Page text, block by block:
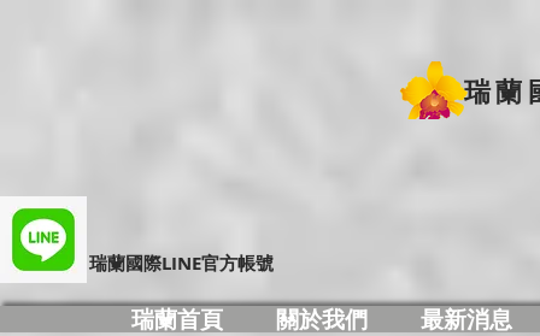
瑞蘭
​瑞蘭國際LINE官方帳號
瑞蘭首頁 關於我們 最新消息